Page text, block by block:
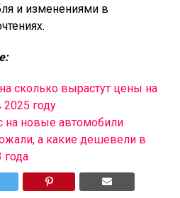
и изменениями в
сколько вырастут цены на
году
на новые автомобили
а какие дешевели в
года